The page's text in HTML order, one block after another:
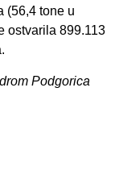
(56,4 tone u
ostvarila 899.113
Podgorica